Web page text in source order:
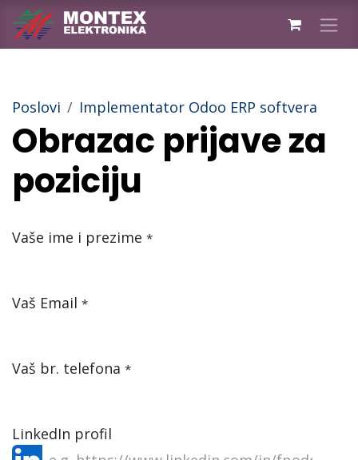
Skip to Content
Poslovi Implementator Odoo ERP softvera
Obrazac prijave za
poziciju
Vaše ime i prezime *
Vaš Email *
Vaš br. telefona *
LinkedIn profil